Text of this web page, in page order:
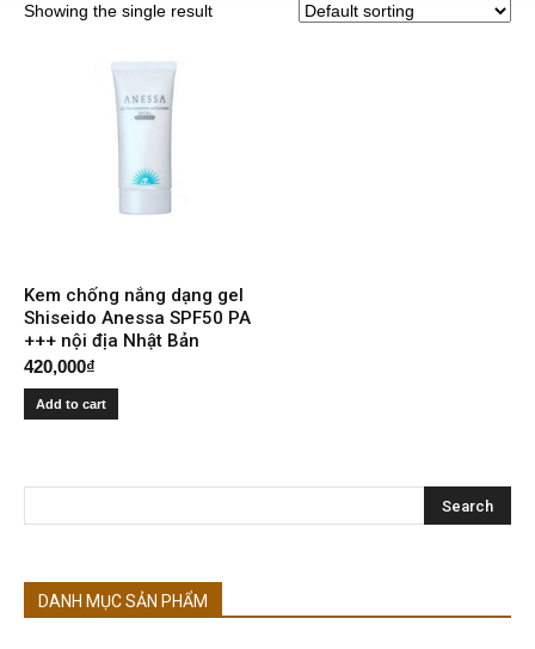
Showing the single result
Kem chống nắng dạng gel
Shiseido Anessa SPF50 PA
+++ nội địa Nhật Bản
420,000₫
Add to cart
DANH MỤC SẢN PHẨM